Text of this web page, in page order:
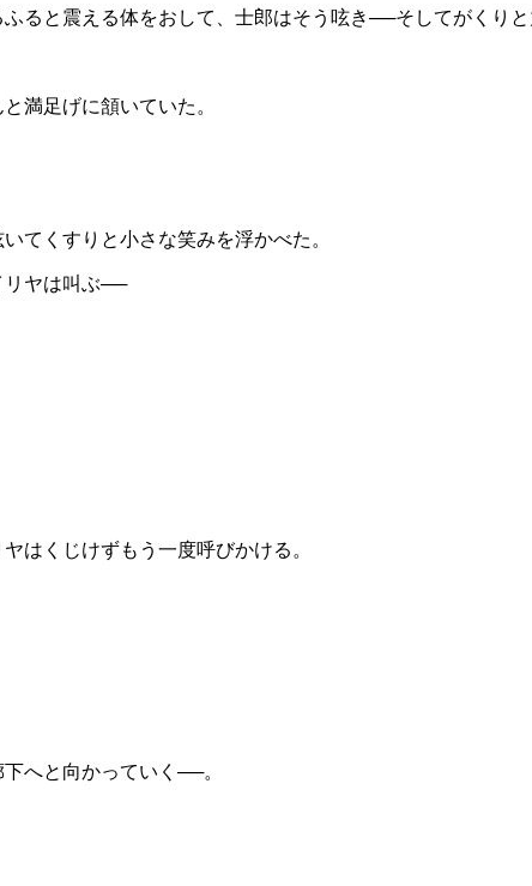
ると震える体をおして、士郎はそう呟き──そしてがくりと
満足げに頷いていた。
てくすりと小さな笑みを浮かべた。
リヤは叫ぶ──
はくじけずもう一度呼びかける。
へと向かっていく──。